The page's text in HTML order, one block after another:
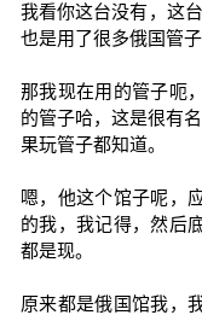
我看你这台没有，这
也是用了很多俄国管子
那我现在用的管子呃
的管子哈，这是很有
果玩管子都知道。
嗯，他这个馆子呢，
的我，我记得，然后
都是现。
原来都是俄国馆我，